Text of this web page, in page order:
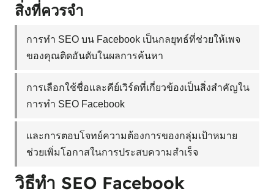
สิ่งที่ควรจำ
การทำ SEO บน Facebook เป็นกลยุทธ์ที่ช่วยให้เพจ
ของคุณติดอันดับในผลการค้นหา
การเลือกใช้ชื่อและคีย์เวิร์ดที่เกี่ยวข้องเป็นสิ่งสำคัญใน
การทำ SEO Facebook
และการตอบโจทย์ความต้องการของกลุ่มเป้าหมาย
ช่วยเพิ่มโอกาสในการประสบความสำเร็จ
วิธีทำ SEO Facebook